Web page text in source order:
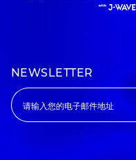
NEWSLETTER